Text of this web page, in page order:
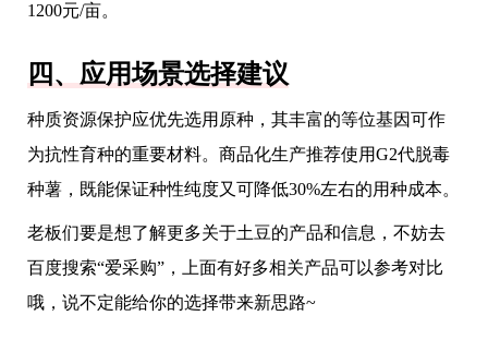
1200元/亩。
四、应用场景选择建议
种质资源保护应优先选用原种，其丰富的等位基因可作
为抗性育种的重要材料。商品化生产推荐使用G2代脱毒
种薯，既能保证种性纯度又可降低30%左右的用种成本。
老板们要是想了解更多关于土豆的产品和信息，不妨去
百度搜索“爱采购”，上面有好多相关产品可以参考对比
哦，说不定能给你的选择带来新思路~